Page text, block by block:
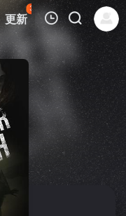
更新
36
热榜 APP